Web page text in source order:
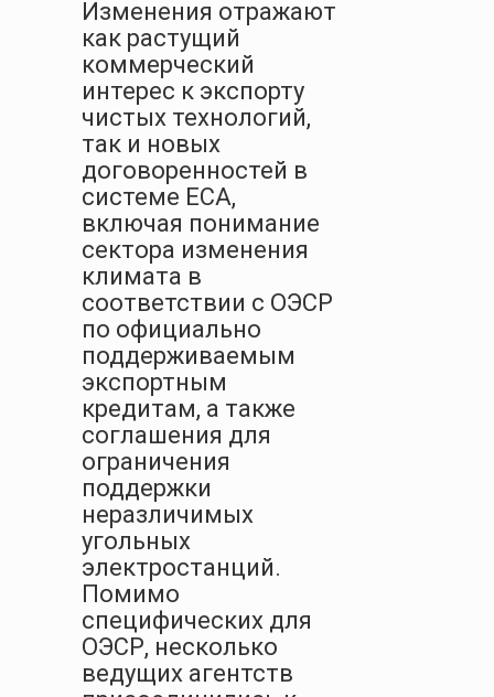
Изменения отражают
как растущий
коммерческий
интерес к экспорту
чистых технологий,
так и новых
договоренностей в
системе ECA,
включая понимание
сектора изменения
климата в
соответствии с ОЭСР
по официально
поддерживаемым
экспортным
кредитам, а также
соглашения для
ограничения
поддержки
неразличимых
угольных
электростанций.
Помимо
специфических для
ОЭСР, несколько
ведущих агентств